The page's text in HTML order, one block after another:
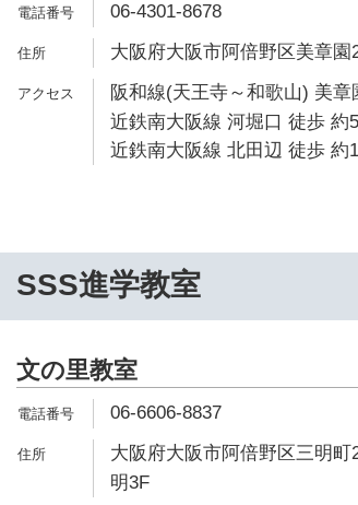
06-4301-8678
大阪府大阪市阿倍野区美章園
阪和線(天王寺～和歌山) 美章
近鉄南大阪線 河堀口 徒歩 約
近鉄南大阪線 北田辺 徒歩 約
SSS進学教室
文の里教室
06-6606-8837
大阪府大阪市阿倍野区三明町
明3F